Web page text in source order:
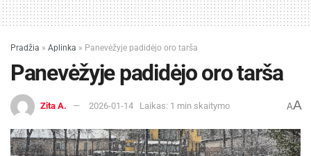
Pradžia » Aplinka » Panevėžyje padidėjo oro tarša
Panevėžyje padidėjo oro tarša
Zita A. 2026-01-14 Laikas: 1 min skaitymo AA